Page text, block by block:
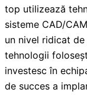
top utilizează
sisteme CAD/
un nivel ridicat
tehnologii
investesc în
de succes a